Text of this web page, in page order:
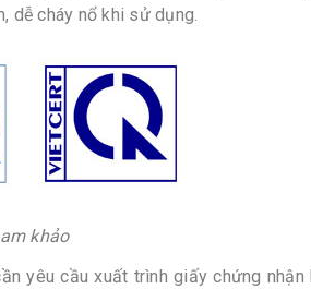
dễ cháy nổ khi sử dụng.
khảo
yêu cầu xuất trình giấy chứng nhận